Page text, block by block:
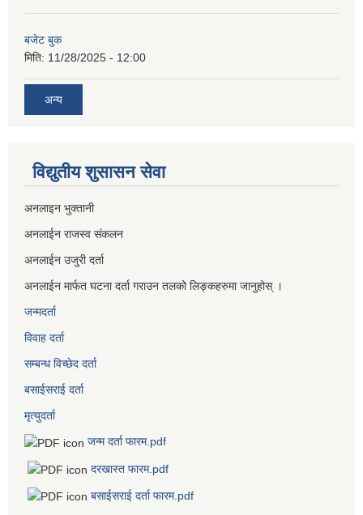
बजेट बुक
मिति: 11/28/2025 - 12:00
अन्य
विद्युतीय शुसासन सेवा
अनलाइन भुक्तानी
अनलाईन राजस्व संकलन
अनलाईन उजुरी दर्ता
अनलाईन मार्फत घटना दर्ता गराउन तलको लिङ्कहरुमा जानुहोस् ।
जन्मदर्ता
विवाह दर्ता
सम्बन्ध विच्छेद दर्ता
बसाईसराई दर्ता
मृत्युदर्ता
जन्म दर्ता फारम.pdf
दरखास्त फारम.pdf
बसाईसराई दर्ता फारम.pdf